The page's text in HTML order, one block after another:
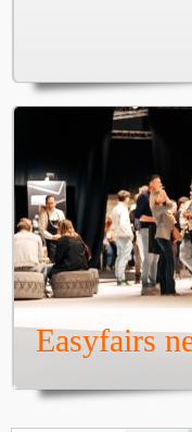
Easyfairs